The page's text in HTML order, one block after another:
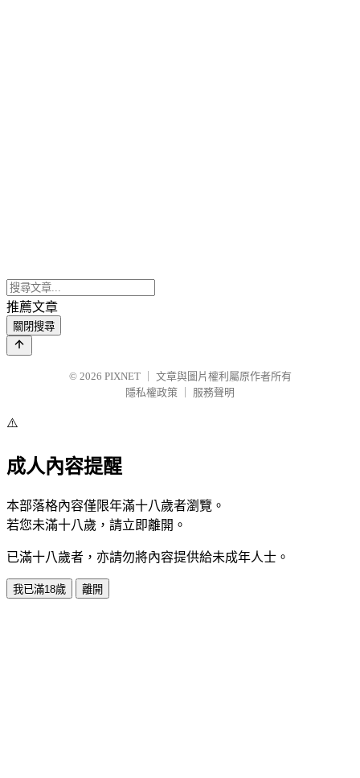
推薦文章
關閉搜尋
© 2026 PIXNET
文章與圖片權利屬原作者所有
隱私權政策
服務聲明
⚠️
成人內容提醒
本部落格內容僅限年滿十八歲者瀏覽。
若您未滿十八歲，請立即離開。
已滿十八歲者，亦請勿將內容提供給未成年人士。
我已滿18歲 離開